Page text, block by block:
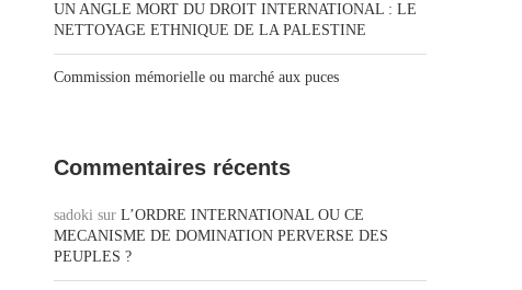
UN ANGLE MORT DU DROIT INTERNATIONAL : LE
NETTOYAGE ETHNIQUE DE LA PALESTINE
Commission mémorielle ou marché aux puces
Commentaires récents
sadoki sur L’ORDRE INTERNATIONAL OU CE
MECANISME DE DOMINATION PERVERSE DES
PEUPLES ?